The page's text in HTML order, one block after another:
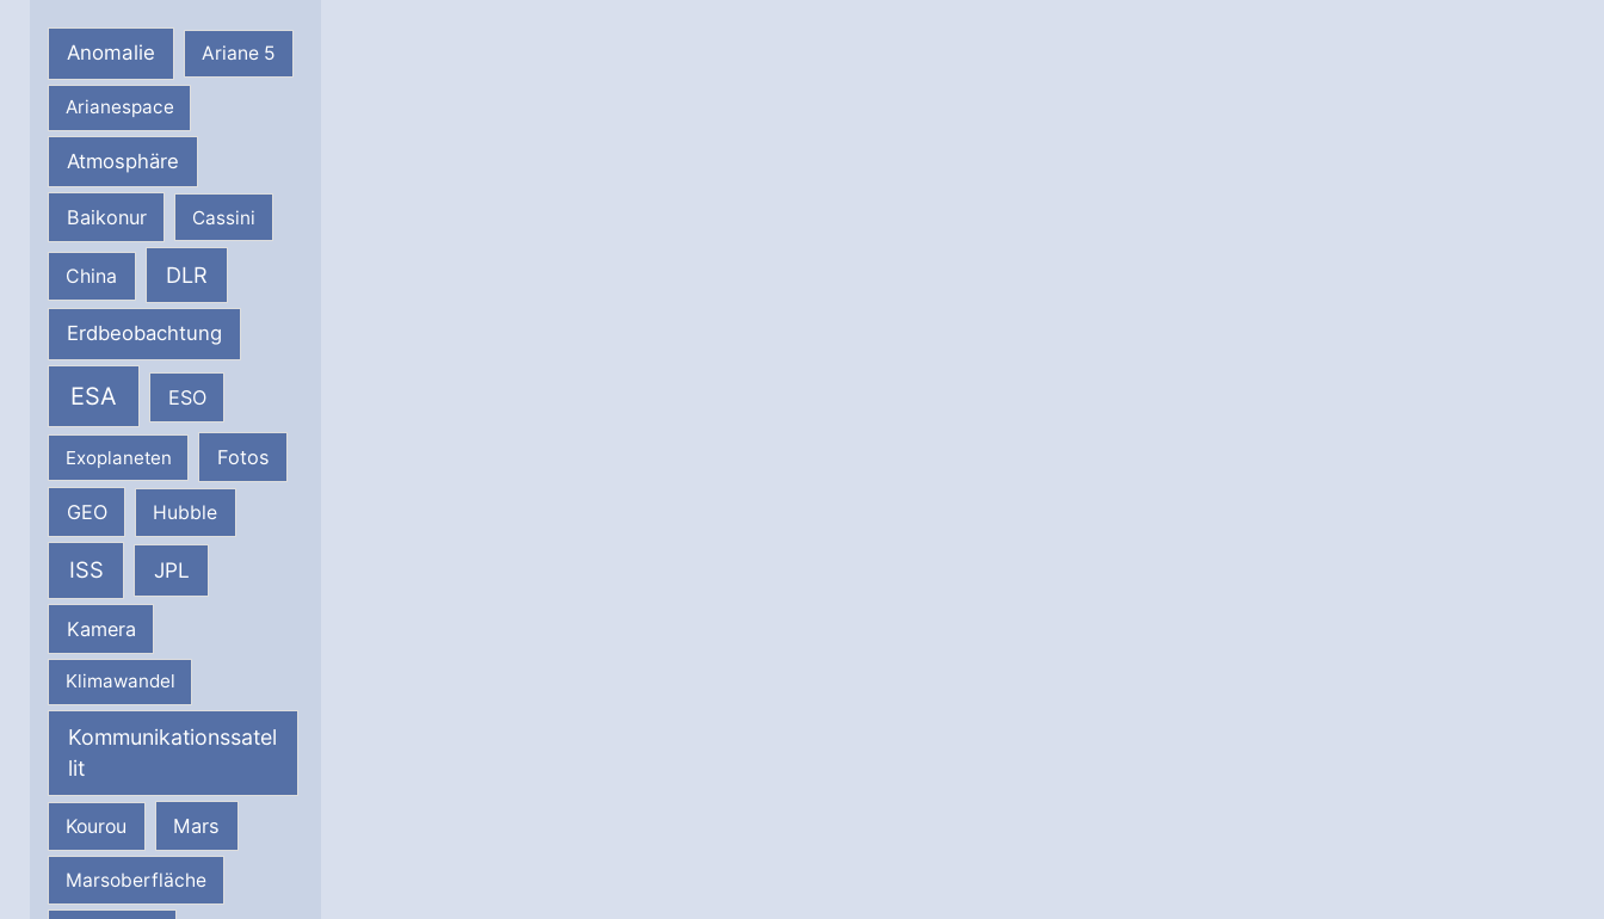
Anomalie Ariane 5
Arianespace
Atmosphäre
Baikonur Cassini
China DLR
Erdbeobachtung
ESA ESO
Exoplaneten Fotos
GEO Hubble
ISS JPL
Kamera
Klimawandel
Kommunikationssatel
lit
Kourou Mars
Marsoberfläche